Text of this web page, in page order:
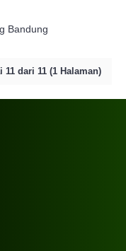
Bandung
dari 11 (1 Halaman)